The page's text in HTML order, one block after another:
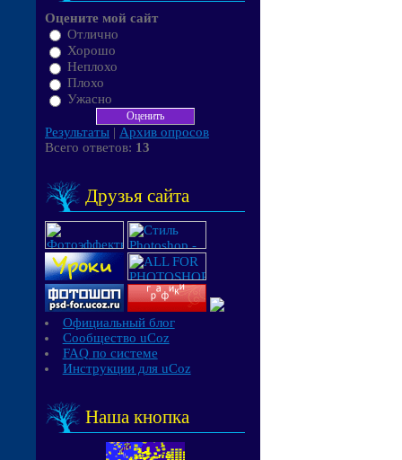
Оцените мой сайт
Отлично
Хорошо
Неплохо
Плохо
Ужасно
Результаты | Архив опросов
Всего ответов: 13
Друзья сайта
Официальный блог
Сообщество uCoz
FAQ по системе
Инструкции для uCoz
Наша кнопка